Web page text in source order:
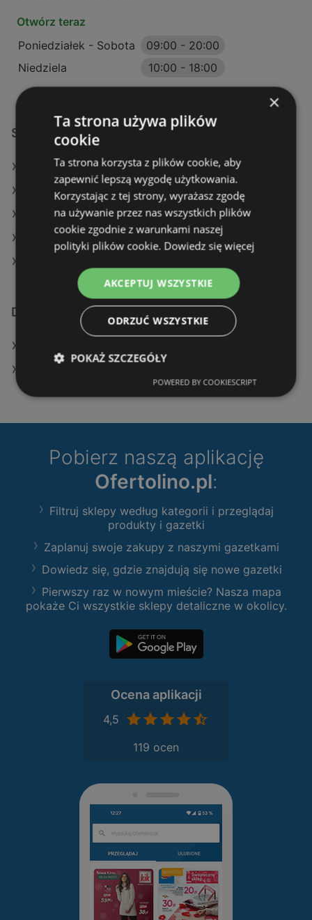
Otwórz teraz
Poniedziałek - Sobota
09:00 - 20:00
Niedziela
10:00 - 18:00
Sklepy KiK w:
KiK w Brwinów
KiK w Prabuty
KiK w Gołdap
KiK w Nowy Tomyśl
Dodatkowe łącza
Pobierz naszą aplikację
Ofertolino.pl:
Filtruj sklepy według kategorii i przeglądaj
produkty i gazetki
Zaplanuj swoje zakupy z naszymi gazetkami
Dowiedz się, gdzie znajdują się nowe gazetki
Pierwszy raz w nowym mieście? Nasza mapa
pokaże Ci wszystkie sklepy detaliczne w okolicy.
Ocena aplikacji
4,5
119 ocen
×
Ta strona używa plików
cookie
Ta strona korzysta z plików cookie, aby
zapewnić lepszą wygodę użytkowania.
Korzystając z tej strony, wyrażasz zgodę
na używanie przez nas wszystkich plików
cookie zgodnie z warunkami naszej
polityki plików cookie. Dowiedz się więcej
AKCEPTUJ WSZYSTKIE
ODRZUĆ WSZYSTKIE
POKAŻ SZCZEGÓŁY
POWERED BY COOKIESCRIPT